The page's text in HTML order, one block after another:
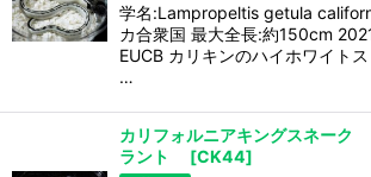
学名:Lampropeltis getula
カ合衆国 最大全長:約150cm
EUCB カリキンのハイホワイトス
…
カリフォルニアキングスネーク
ラント
[CK44]